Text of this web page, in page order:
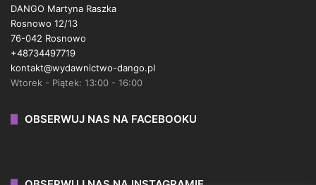
DANGO Martyna Raszka
Rosnowo 12/13
76-042 Rosnowo
+48734497719
kontakt@wydawnictwo-dango.pl
Wtorek - Piątek: 13:00 - 16:00
OBSERWUJ NAS NA FACEBOOKU